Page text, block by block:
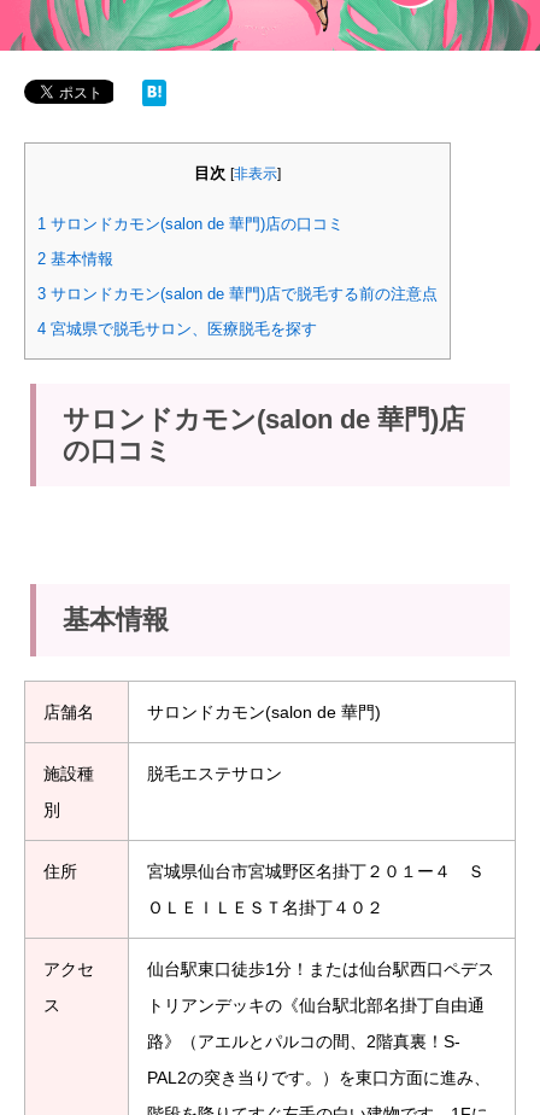
目次 [非表示]
1 サロンドカモン(salon de 華門)店の口コミ
2 基本情報
3 サロンドカモン(salon de 華門)店で脱毛する前の注意点
4 宮城県で脱毛サロン、医療脱毛を探す
サロンドカモン(salon de 華門)店
の口コミ
基本情報
店舗名 サロンドカモン(salon de 華門)
施設種
別
脱毛エステサロン
住所
宮城県仙台市宮城野区名掛丁２０１ー４ Ｓ
ＯＬＥＩＬＥＳＴ名掛丁４０２
アクセ
ス
仙台駅東口徒歩1分！または仙台駅西口ペデス
トリアンデッキの《仙台駅北部名掛丁自由通
路》（アエルとパルコの間、2階真裏！S-
PAL2の突き当りです。）を東口方面に進み、